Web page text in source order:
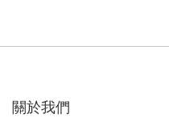
關於我們